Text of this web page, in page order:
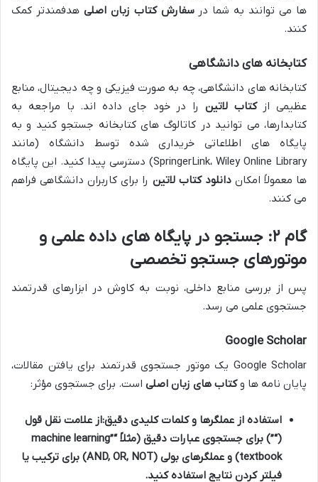
ها می توانند به شما درسفارش کتاب زبان اصلی هدفمندتر کمک
کنند.
کتابخانه های دانشگاهی
کتابخانه های دانشگاهی، چه به صورت فیزیکی و چه دیجیتال، منابع
عظیمی ازکتاب لاتین را در خود جای داده اند. با مراجعه به
کتابدارها، می توانید در کاتالوگ های کتابخانه جستجو کنید و به
پایگاه های اطلاعاتی خریداری شده توسط دانشگاه (مانند
SpringerLink، Wiley Online Library) دسترسی پیدا کنید. این پایگاه
ها معمولاً امکاندانلود کتاب لاتین را برای کاربران دانشگاهی فراهم
می کنند.
گام ۲: جستجو در پایگاه های داده علمی و
موتورهای جستجو تخصصی
پس از بررسی منابع داخلی، نوبت به کاوش در ابزارهای قدرتمند
جستجوی علمی می رسد.
Google Scholar
Google Scholar یک موتور جستجوی قدرتمند برای یافتن مقالات،
پایان نامه ها وکتاب های زبان اصلی است. برای جستجوی مؤثر:
استفاده از عملگرها و کلمات کلیدی دقیق:از علامت نقل قول
(“”) برای جستجوی عبارات دقیق (مثلاً “machine learning”
textbook) و عملگرهای بولی (AND, OR, NOT) برای ترکیب یا
فیلتر کردن نتایج استفاده کنید.